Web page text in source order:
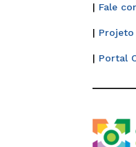
| Fale
| Projeto
| Portal